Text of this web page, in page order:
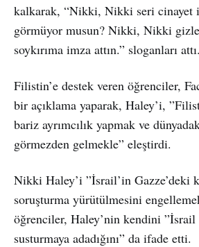
kalkarak, “Nikki, Nikki seri cinayet
görmüyor musun? Nikki, Nikki
soykırıma imza attın.” sloganları attı.
Filistin’e destek veren öğrenciler,
bir açıklama yaparak, Haley’i,
bariz ayrımcılık yapmak ve
görmezden gelmekle” eleştirdi.
Nikki Haley’i ”İsrail’in Gazze’deki
soruşturma yürütülmesini
öğrenciler, Haley’nin kendini ”İsrail
susturmaya adadığını” da ifade etti.